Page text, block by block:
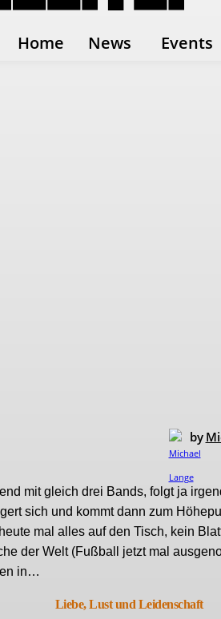
Home News Events
by
mit gleich drei Bands, folgt ja
sich und kommt dann zum
mal alles auf den Tisch, kein
der Welt (Fußball jetzt mal
in…
Liebe, Lust und Leidenschaft